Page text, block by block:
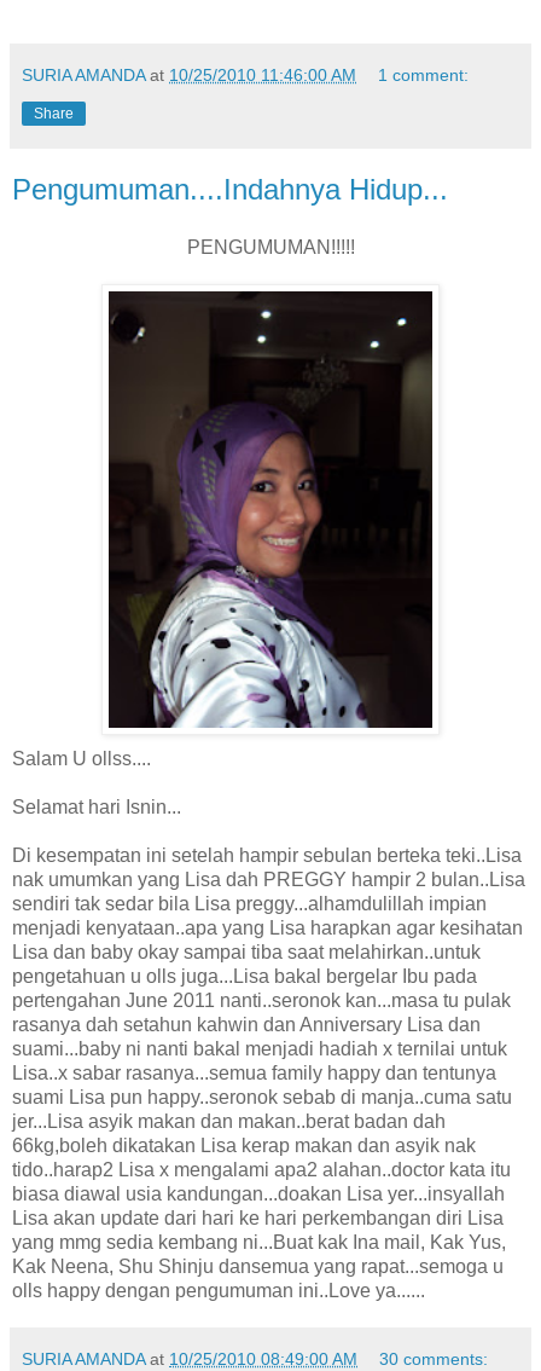
SURIA AMANDA at 10/25/2010 11:46:00 AM 1 comment:
Share
Pengumuman....Indahnya Hidup...
PENGUMUMAN!!!!!
Salam U ollss....
Selamat hari Isnin...
Di kesempatan ini setelah hampir sebulan berteka teki..Lisa
nak umumkan yang Lisa dah PREGGY hampir 2 bulan..Lisa
sendiri tak sedar bila Lisa preggy...alhamdulillah impian
menjadi kenyataan..apa yang Lisa harapkan agar kesihatan
Lisa dan baby okay sampai tiba saat melahirkan..untuk
pengetahuan u olls juga...Lisa bakal bergelar Ibu pada
pertengahan June 2011 nanti..seronok kan...masa tu pulak
rasanya dah setahun kahwin dan Anniversary Lisa dan
suami...baby ni nanti bakal menjadi hadiah x ternilai untuk
Lisa..x sabar rasanya...semua family happy dan tentunya
suami Lisa pun happy..seronok sebab di manja..cuma satu
jer...Lisa asyik makan dan makan..berat badan dah
66kg,boleh dikatakan Lisa kerap makan dan asyik nak
tido..harap2 Lisa x mengalami apa2 alahan..doctor kata itu
biasa diawal usia kandungan...doakan Lisa yer...insyallah
Lisa akan update dari hari ke hari perkembangan diri Lisa
yang mmg sedia kembang ni...Buat kak Ina mail, Kak Yus,
Kak Neena, Shu Shinju dansemua yang rapat...semoga u
olls happy dengan pengumuman ini..Love ya......
SURIA AMANDA at 10/25/2010 08:49:00 AM 30 comments: